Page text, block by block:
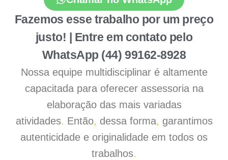
Fazemos esse trabalho por um preço
justo! | Entre em contato pelo
WhatsApp (44) 99162-8928
Nossa equipe multidisciplinar é altamente
capacitada para oferecer assessoria na
elaboração das mais variadas
atividades. Então, dessa forma, garantimos
autenticidade e originalidade em todos os
trabalhos.